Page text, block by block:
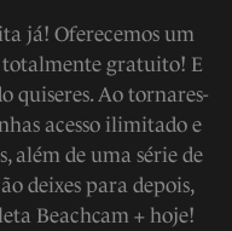
já! Oferecemos um
totalmente gratuito! E
quiseres. Ao tornares-
acesso ilimitado e
além de uma série de
deixes para depois,
Beachcam + hoje!